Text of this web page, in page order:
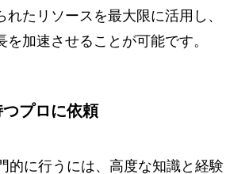
れたリソースを最大限に活用し、
を加速させることが可能です。
プロに依頼
的に行うには、高度な知識と経験